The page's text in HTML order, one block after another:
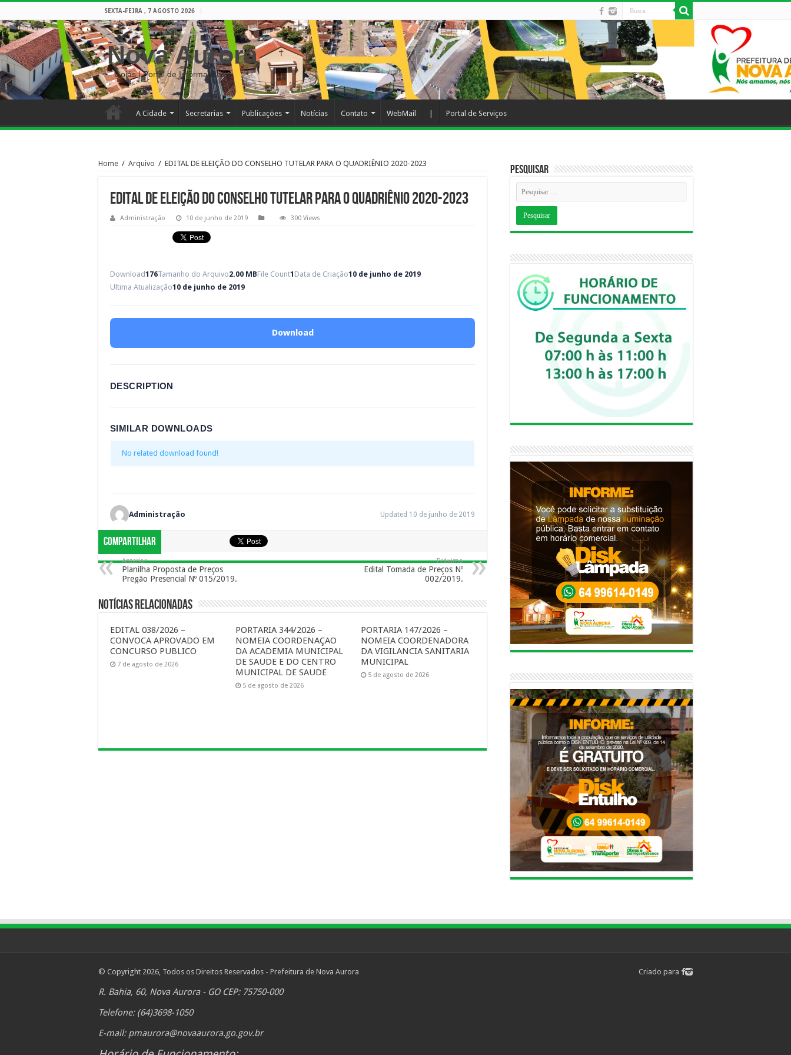
SEXTA-FEIRA , 7 AGOSTO 2026
Nova Aurora
– Goiás | Portal de Informações
A Cidade Secretarias Publicações Notícias Contato WebMail Portal de Serviços
Home / Arquivo / EDITAL DE ELEIÇÃO DO CONSELHO TUTELAR PARA O QUADRIÊNIO 2020-2023
EDITAL DE ELEIÇÃO DO CONSELHO TUTELAR PARA O QUADRIÊNIO 2020-2023
Administração 10 de junho de 2019 300 Views
Download176Tamanho do Arquivo2.00 MBFile Count1 Data de Criação10 de junho de 2019
Ultima Atualização10 de junho de 2019
Download
DESCRIPTION
SIMILAR DOWNLOADS
No related download found!
Administração Updated 10 de junho de 2019
Compartilhar
Anterior
Planilha Proposta de Preços
Pregão Presencial Nº 015/2019.
Próximo
Edital Tomada de Preços Nº
002/2019.
Notícias Relacionadas
EDITAL 038/2026 –
CONVOCA APROVADO EM
CONCURSO PUBLICO
7 de agosto de 2026
PORTARIA 344/2026 –
NOMEIA COORDENAÇAO
DA ACADEMIA MUNICIPAL
DE SAUDE E DO CENTRO
MUNICIPAL DE SAUDE
5 de agosto de 2026
PORTARIA 147/2026 –
NOMEIA COORDENADORA
DA VIGILANCIA SANITARIA
MUNICIPAL
5 de agosto de 2026
Pesquisar
Criado para
© Copyright 2026, Todos os Direitos Reservados - Prefeitura de Nova Aurora
R. Bahia, 60, Nova Aurora - GO CEP: 75750-000
Telefone: (64)3698-1050
E-mail: pmaurora@novaaurora.go.gov.br